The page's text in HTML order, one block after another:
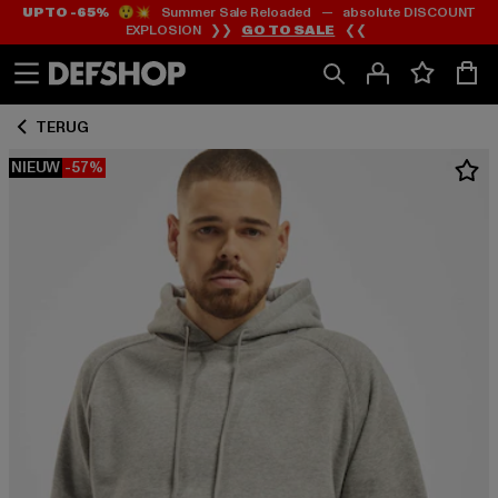
Ga
naar
Ga
naar
UP TO -65%😲💥 Summer Sale Reloaded — absolute DISCOUNT
EXPLOSION ❯❯ GO TO SALE ❮❮
TERUG
NIEUW -57%